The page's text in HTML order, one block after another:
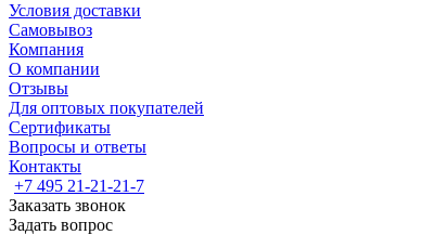
Условия доставки
Самовывоз
Компания
О компании
Отзывы
Для оптовых покупателей
Сертификаты
Вопросы и ответы
Контакты
+7 495 21-21-21-7
Заказать звонок
Задать вопрос